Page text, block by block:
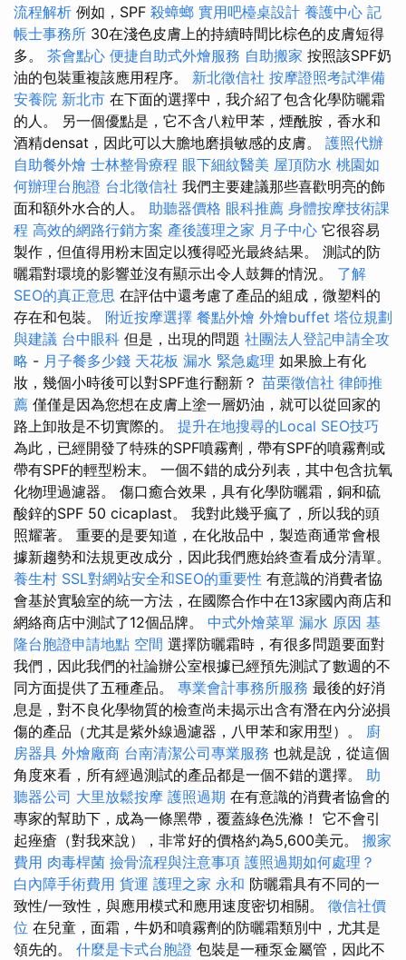
流程解析 例如，SPF 殺蟑螂 實用吧檯桌設計 養護中心 記
帳士事務所 30在淺色皮膚上的持續時間比棕色的皮膚短得
多。 茶會點心 便捷自助式外燴服務 自助搬家 按照該SPF奶
油的包裝重複該應用程序。 新北徵信社 按摩證照考試準備
安養院 新北市 在下面的選擇中，我介紹了包含化學防曬霜
的人。 另一個優點是，它不含八粒甲苯，煙酰胺，香水和
酒精densat，因此可以大膽地磨損敏感的皮膚。 護照代辦
自助餐外燴 士林整骨療程 眼下細紋醫美 屋頂防水 桃園如
何辦理台胞證 台北徵信社 我們主要建議那些喜歡明亮的飾
面和額外水合的人。 助聽器價格 眼科推薦 身體按摩技術課
程 高效的網路行銷方案 產後護理之家 月子中心 它很容易
製作，但值得用粉末固定以獲得啞光最終結果。 測試的防
曬霜對環境的影響並沒有顯示出令人鼓舞的情況。 了解
SEO的真正意思 在評估中還考慮了產品的組成，微塑料的
存在和包裝。 附近按摩選擇 餐點外燴 外燴buffet 塔位規劃
與建議 台中眼科 但是，出現的問題 社團法人登記申請全攻
略 - 月子餐多少錢 天花板 漏水 緊急處理 如果臉上有化
妝，幾個小時後可以對SPF進行翻新？ 苗栗徵信社 律師推
薦 僅僅是因為您想在皮膚上塗一層奶油，就可以從回家的
路上卸妝是不切實際的。 提升在地搜尋的Local SEO技巧
為此，已經開發了特殊的SPF噴霧劑，帶有SPF的噴霧劑或
帶有SPF的輕型粉末。 一個不錯的成分列表，其中包含抗氧
化物理過濾器。 傷口癒合效果，具有化學防曬霜，銅和硫
酸鋅的SPF 50 cicaplast。 我對此幾乎瘋了，所以我的頭
照耀著。 重要的是要知道，在化妝品中，製造商通常會根
據新趨勢和法規更改成分，因此我們應始終查看成分清單。
養生村 SSL對網站安全和SEO的重要性 有意識的消費者協
會基於實驗室的統一方法，在國際合作中在13家國內商店和
網絡商店中測試了12個品牌。 中式外燴菜單 漏水 原因 基
隆台胞證申請地點 空間 選擇防曬霜時，有很多問題要面對
我們，因此我們的社論辦公室根據已經預先測試了數週的不
同方面提供了五種產品。 專業會計事務所服務 最後的好消
息是，對不良化學物質的檢查尚未揭示出含有潛在內分泌損
傷的產品（尤其是紫外線過濾器，八甲苯和家用型）。 廚
房器具 外燴廠商 台南清潔公司專業服務 也就是說，從這個
角度來看，所有經過測試的產品都是一個不錯的選擇。 助
聽器公司 大里放鬆按摩 護照過期 在有意識的消費者協會的
專家的幫助下，成為一條黑帶，覆蓋綠色洗滌！ 它不會引
起痤瘡（對我來說），非常好的價格約為5,600美元。 搬家
費用 肉毒桿菌 撿骨流程與注意事項 護照過期如何處理？
白內障手術費用 貨運 護理之家 永和 防曬霜具有不同的一
致性/一致性，與應用模式和應用速度密切相關。 徵信社價
位 在兒童，面霜，牛奶和噴霧劑的防曬霜類別中，尤其是
領先的。 什麼是卡式台胞證 包裝是一種泵金屬管，因此不